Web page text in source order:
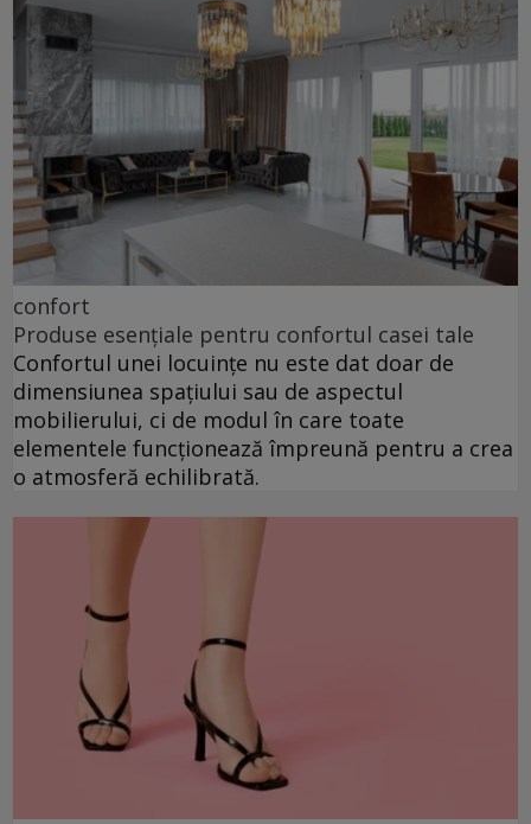
confort
Produse esențiale pentru confortul casei tale
Confortul unei locuințe nu este dat doar de
dimensiunea spațiului sau de aspectul
mobilierului, ci de modul în care toate
elementele funcționează împreună pentru a crea
o atmosferă echilibrată.